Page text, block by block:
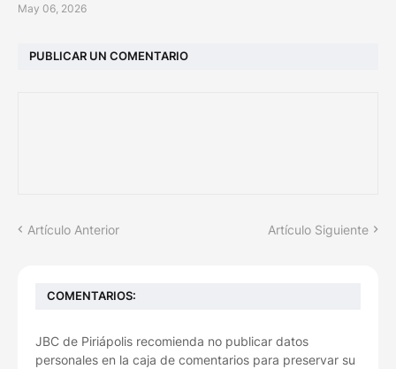
May 06, 2026
PUBLICAR UN COMENTARIO
Artículo Anterior Artículo Siguiente
COMENTARIOS:
JBC de Piriápolis recomienda no publicar datos
personales en la caja de comentarios para preservar su